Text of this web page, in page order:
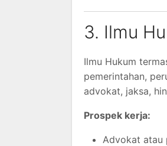
3. Ilmu
Ilmu Hukum
pemerintahan,
advokat, jaksa,
Prospek kerja:
Advokat atau